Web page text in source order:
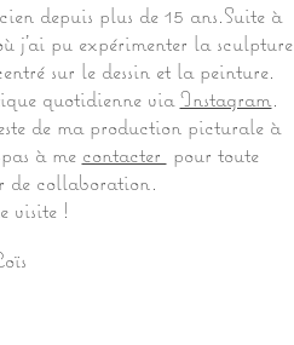
depuis plus de 15 ans.Suite à
j’ai pu expérimenter la sculpture
sur le dessin et la peinture.
quotidienne viaInstagram.
de ma production picturale à
à me contacter pour toute
de collaboration.
visite !